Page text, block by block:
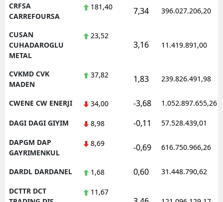
CRFSA
CARREFOURSA
181,40 7,34 396.027.206,20
CUSAN
CUHADAROGLU
METAL
23,52
3,16 11.419.891,00
CVKMD CVK
MADEN
37,82 1,83 239.826.491,98
CWENE CW ENERJI 34,00 -3,68 1.052.897.655,26
DAGI DAGI GIYIM 8,98 -0,11 57.528.439,01
DAPGM DAP
GAYRIMENKUL
8,69 -0,69 616.750.966,26
DARDL DARDANEL 1,68 0,60 31.448.790,62
DCTTR DCT
11,67